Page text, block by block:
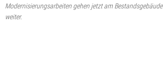
Modernisierungsarbeiten gehen jetzt am Bestandsgebäude
weiter.